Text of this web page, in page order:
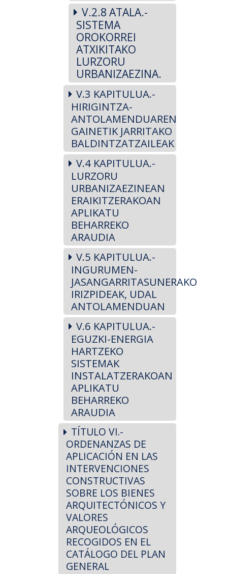
V.2.8 ATALA.-
SISTEMA
OROKORREI
ATXIKITAKO
LURZORU
URBANIZAEZINA.
V.3 KAPITULUA.-
HIRIGINTZA-
ANTOLAMENDUAREN
GAINETIK JARRITAKO
BALDINTZATZAILEAK
V.4 KAPITULUA.-
LURZORU
URBANIZAEZINEAN
ERAIKITZERAKOAN
APLIKATU
BEHARREKO
ARAUDIA
V.5 KAPITULUA.-
INGURUMEN-
JASANGARRITASUNERAKO
IRIZPIDEAK, UDAL
ANTOLAMENDUAN
V.6 KAPITULUA.-
EGUZKI-ENERGIA
HARTZEKO
SISTEMAK
INSTALATZERAKOAN
APLIKATU
BEHARREKO
ARAUDIA
TÍTULO VI.-
ORDENANZAS DE
APLICACIÓN EN LAS
INTERVENCIONES
CONSTRUCTIVAS
SOBRE LOS BIENES
ARQUITECTÓNICOS Y
VALORES
ARQUEOLÓGICOS
RECOGIDOS EN EL
CATÁLOGO DEL PLAN
GENERAL